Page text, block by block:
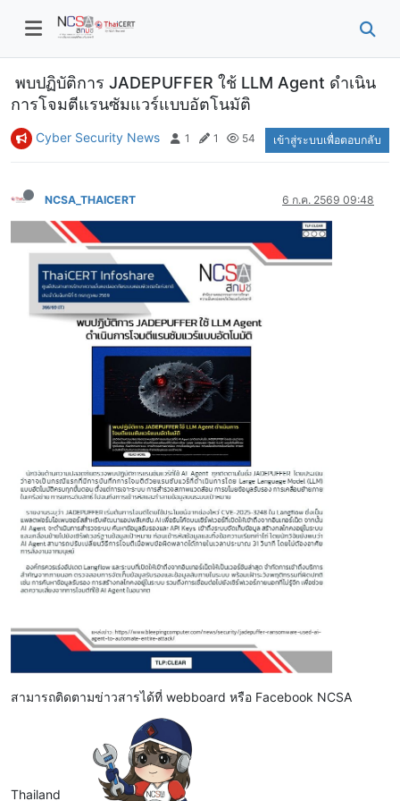
พบปฏิบัติการ JADEPUFFER ใช้ LLM Agent ดำเนิน
การโจมตีแรนซัมแวร์แบบอัตโนมัติ
Cyber Security News 1 1 54 เข้าสู่ระบบเพื่อตอบกลับ
NCSA_THAICERT 6 ก.ค. 2569 09:48
สามารถติดตามข่าวสารได้ที่ webboard หรือ Facebook NCSA
Thailand